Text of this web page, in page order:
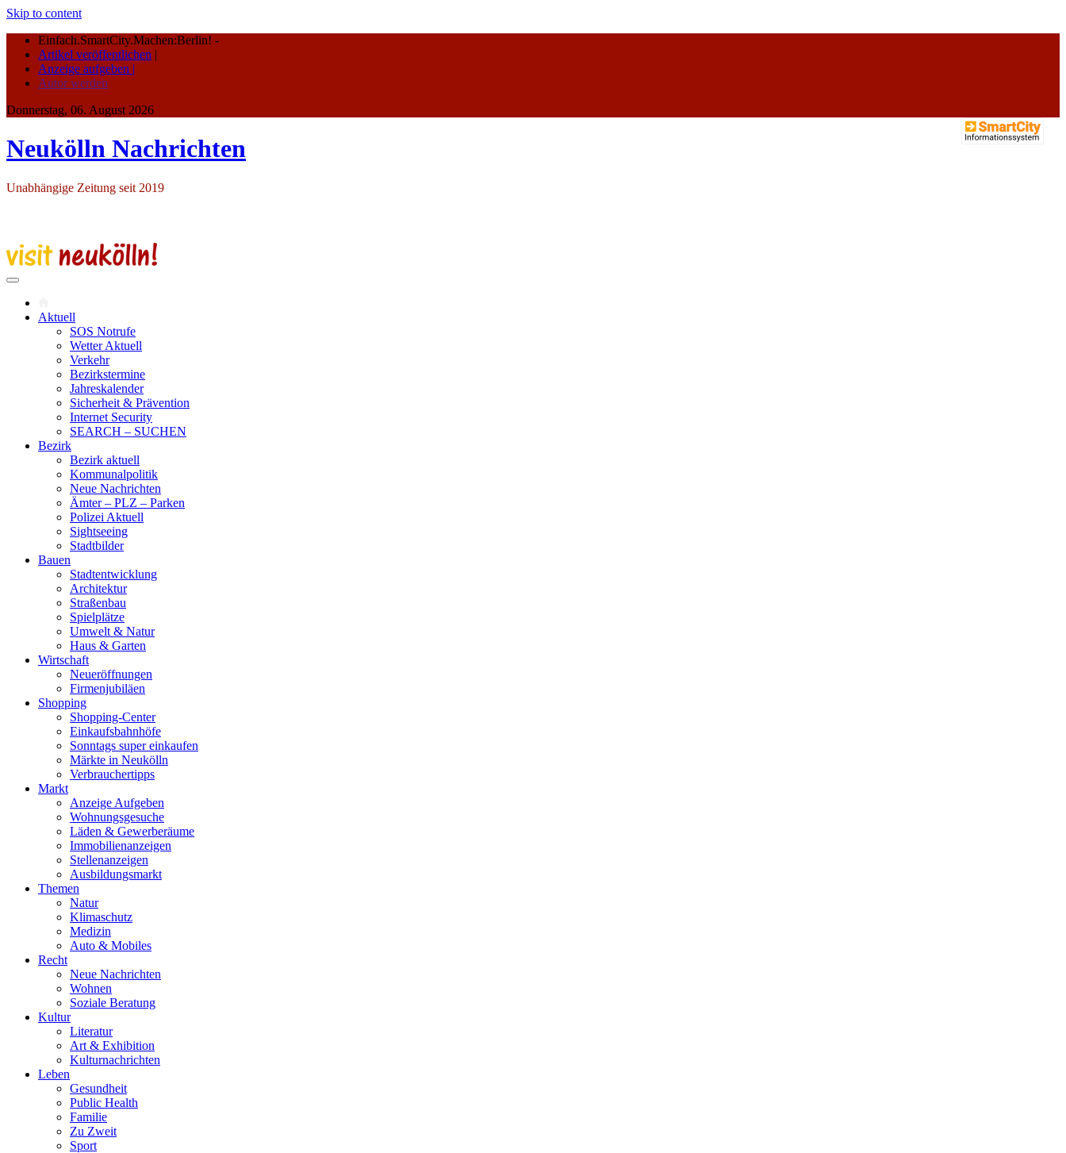
Skip to content
Einfach.SmartCity.Machen:Berlin! -
Artikel veröffentlichen |
Anzeige aufgeben |
Autor werden
Donnerstag, 06. August 2026
Neukölln Nachrichten
Unabhängige Zeitung seit 2019
Aktuell
SOS Notrufe
Wetter Aktuell
Verkehr
Bezirkstermine
Jahreskalender
Sicherheit & Prävention
Internet Security
SEARCH – SUCHEN
Bezirk
Bezirk aktuell
Kommunalpolitik
Neue Nachrichten
Ämter – PLZ – Parken
Polizei Aktuell
Sightseeing
Stadtbilder
Bauen
Stadtentwicklung
Architektur
Straßenbau
Spielplätze
Umwelt & Natur
Haus & Garten
Wirtschaft
Neueröffnungen
Firmenjubiläen
Shopping
Shopping-Center
Einkaufsbahnhöfe
Sonntags super einkaufen
Märkte in Neukölln
Verbrauchertipps
Markt
Anzeige Aufgeben
Wohnungsgesuche
Läden & Gewerberäume
Immobilienanzeigen
Stellenanzeigen
Ausbildungsmarkt
Themen
Natur
Klimaschutz
Medizin
Auto & Mobiles
Recht
Neue Nachrichten
Wohnen
Soziale Beratung
Kultur
Literatur
Art & Exhibition
Kulturnachrichten
Leben
Gesundheit
Public Health
Familie
Zu Zweit
Sport